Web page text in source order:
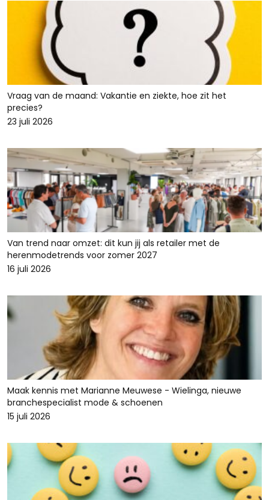
Vraag van de maand: Vakantie en ziekte, hoe zit het
precies?
23 juli 2026
Van trend naar omzet: dit kun jij als retailer met de
herenmodetrends voor zomer 2027
16 juli 2026
Maak kennis met Marianne Meuwese - Wielinga, nieuwe
branchespecialist mode & schoenen
15 juli 2026